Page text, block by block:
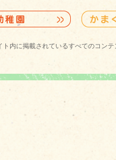
内に掲載されているすべてのコン